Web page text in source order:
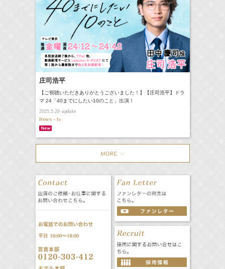
庄司浩平
【ご視聴いただきありがとうございました！】【庄司浩平】ドラ
マ 24「40までにしたい10のこと」出演！
2025.5.29update
News - tv